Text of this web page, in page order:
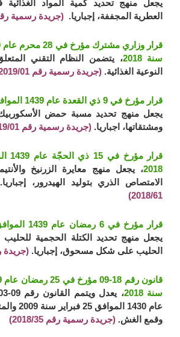
يجعل منهج تحديد كمية المواد الغذائية
العطرية المجففة، إجباريا. (جريدة رسمية رقم 2019/
سنة 2018
، يتضمن النظام التقني
النوعية الغذائية. (جريدة رسمية رقم 2019/01)
قرار مؤرخ في 9 ذي القعدة عام 1439 الموافق 22 يوليو سنة 2018
يجعل منهج تحديد مسبة حمض
ومشتقاتها، اجباريا. (جريدة رسمية رقم 2019/01)
2018، يجعل منهج معايرة الزرنيخ
الامتصاص الذري بتوليد الهيدرور،
2018/61)
قرار مؤرخ في 6 رمضان عام 1439 الموافق 22 مايو سنة 2018
يجعل منهج تحديد الكتلة الحجمية
الحليب على شكل مسحوق، إجباريا. (جريدة
سنة 2018
عام 1430
وقمع الغش. (جريدة رسمية رقم 2018/35)